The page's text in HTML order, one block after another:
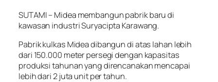
SUTAMI – Midea membangun pabrik baru di
kawasan industri Suryacipta Karawang.
Pabrik kulkas Midea dibangun di atas lahan lebih
dari 150.000 meter persegi dengan kapasitas
produksi tahunan yang direncanakan mencapai
lebih dari 2 juta unit per tahun.